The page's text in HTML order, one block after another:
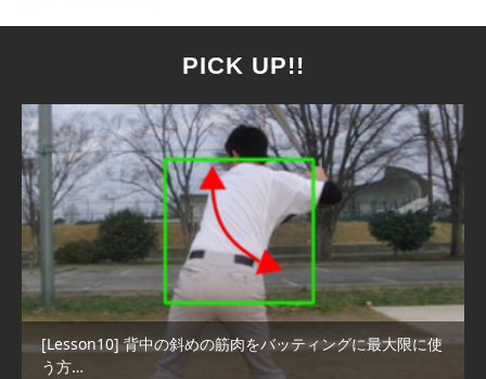
PICK UP!!
[Lesson10] 背中の斜めの筋肉をバッティングに最大限に使
う方…